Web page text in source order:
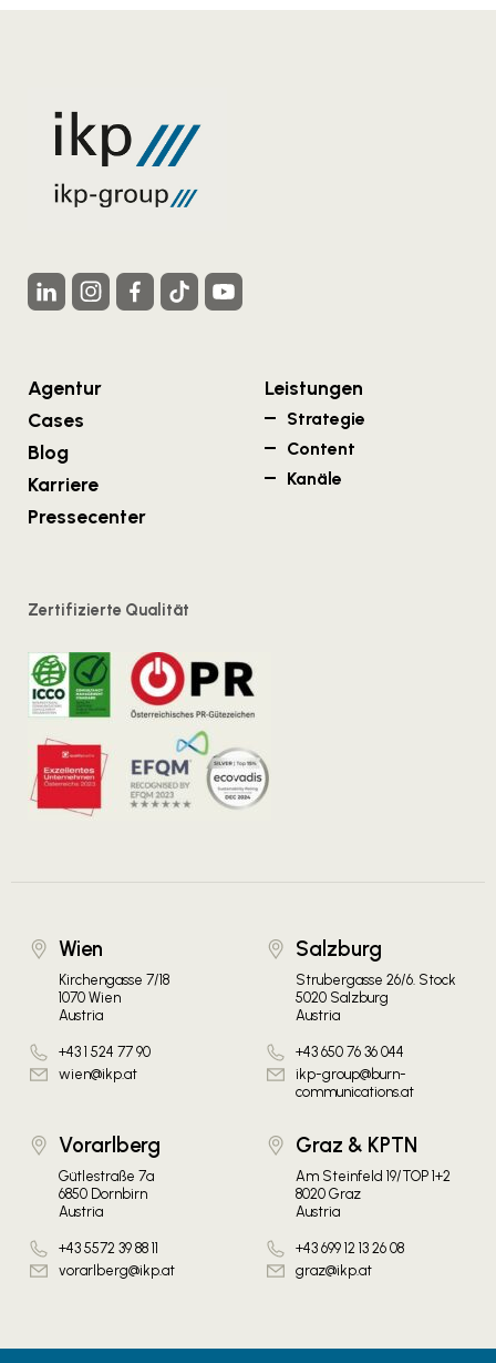
Agentur
Cases
Blog
Karriere
Pressecenter
Leistungen
Strategie
Content
Kanäle
Zertifizierte Qualität
Wien
Kirchengasse 7/18
1070 Wien
Austria
+43 1 524 77 90
wien@ikp.at
Salzburg
Strubergasse 26/6. Stock
5020 Salzburg
Austria
+43 650 76 36 044
ikp-group@burn-
communications.at
Vorarlberg
Gütlestraße 7a
6850 Dornbirn
Austria
+43 5572 39 88 11
vorarlberg@ikp.at
Graz & KPTN
Am Steinfeld 19/TOP 1+2
8020 Graz
Austria
+43 699 12 13 26 08
graz@ikp.at